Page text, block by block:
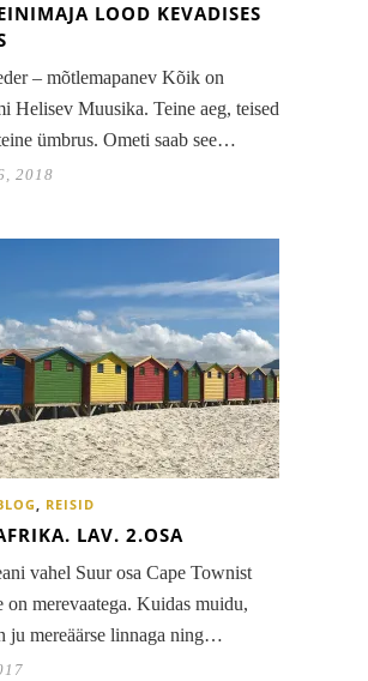
LOOD KEVADISES
– mõtlemapanev Kõik on
Helisev Muusika. Teine aeg, teised
ümbrus. Ometi saab see…
2018
, REISID
LAV. 2.OSA
vahel Suur osa Cape Townist
on merevaatega. Kuidas muidu,
ju mereäärse linnaga ning…